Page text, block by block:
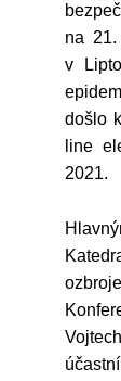
na
v
došlo
line
2021.